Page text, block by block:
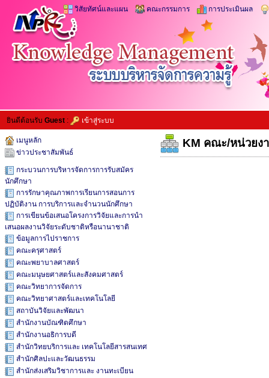
วิสัยทัศน์และแผน คณะกรรมการ การประเมินผล
ยินดีต้อนรับ Guest : เข้าสู่ระบบ
เมนูหลัก
ข่าวประชาสัมพันธ์
กระบวนการบริหารจัดการการรับสมัคร
นักศึกษา
การรักษาคุณภาพการเรียนการสอนการ
ปฏิบัติงาน การบริการและจำนวนนักศึกษา
การเขียนข้อเสนอโครงการวิจัยและการนำ
เสนอผลงานวิจัยระดับชาติหรือนานาชาติ
ข้อมูลการไปราชการ
คณะครุศาสตร์
คณะพยาบาลศาสตร์
คณะมนุษยศาสตร์และสังคมศาสตร์
คณะวิทยาการจัดการ
คณะวิทยาศาสตร์และเทคโนโลยี
สถาบันวิจัยและพัฒนา
สำนักงานบัณฑิตศึกษา
สำนักงานอธิการบดี
สำนักวิทยบริการและ เทคโนโลยีสารสนเทศ
สำนักศิลปะและวัฒนธรรม
สำนักส่งเสริมวิชาการและ งานทะเบียน
KM คณะ/หน่วยง